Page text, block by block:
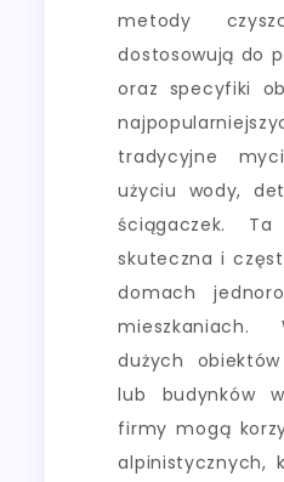
metody
dostosowują do
oraz specyfiki
tradycyjne
użyciu wody,
ściągaczek.
skuteczna i
domach
mieszkaniach.
dużych
lub budynków
firmy mogą
alpinistycznych,